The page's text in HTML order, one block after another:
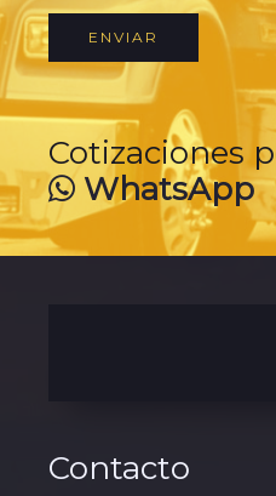
ENVIAR
Cotizaciones
WhatsApp
Contacto